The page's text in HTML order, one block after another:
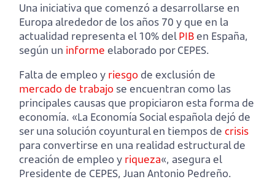
Una iniciativa que comenzó a desarrollarse en
Europa alrededor de los años 70 y que en la
actualidad representa el 10% delPIBen España,
según un informe elaborado por CEPES.
Falta de empleo y riesgo de exclusión de
mercado de trabajo se encuentran como las
principales causas que propiciaron esta forma de
economía. «La Economía Social española dejó de
ser una solución coyuntural en tiempos de crisis
para convertirse en una realidad estructural de
creación de empleo y riqueza«, asegura el
Presidente de CEPES, Juan Antonio Pedreño.